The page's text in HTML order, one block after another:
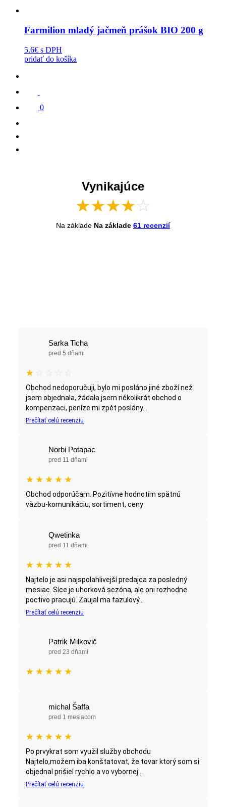
Farmilion mladý jačmeň prášok BIO 200 g
5.6€ s DPH
pridať do košíka
0
Vynikajúce
★★★★☆
Na základe Na základe 61 recenzií
Sarka Ticha
pred 5 dňami
★ ☆ ☆ ☆ ☆
Obchod nedoporučuji, bylo mi posláno jiné zboží než
jsem objednala, žádala jsem několikrát obchod o
kompenzaci, peníze mi zpět poslány...
Prečítať celú recenziu
Norbi Potapac
pred 11 dňami
★ ★ ★ ★ ★
Obchod odporúčam. Pozitívne hodnotím spätnú
väzbu-komunikáciu, sortiment, ceny
Qwetinka
pred 11 dňami
★ ★ ★ ★ ★
Najtelo je asi najspolahlivejší predajca za posledný
mesiac. Síce je uhorková sezóna, ale oni rozhodne
poctivo pracujú. Zaujal ma fazulový...
Prečítať celú recenziu
Patrik Milkovič
pred 23 dňami
★ ★ ★ ★ ★
michal Šaffa
pred 1 mesiacom
★ ★ ★ ★ ★
Po prvykrat som využil služby obchodu
Najtelo,možem iba konštatovat, že tovar ktorý som si
objednal prišiel rychlo a vo vybornej...
Prečítať celú recenziu